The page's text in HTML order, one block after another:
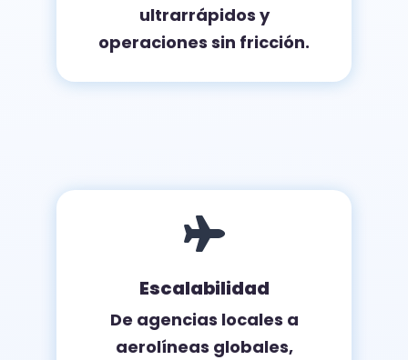
ultrarrápidos y
operaciones sin fricción.

Escalabilidad
De agencias locales a
aerolíneas globales,